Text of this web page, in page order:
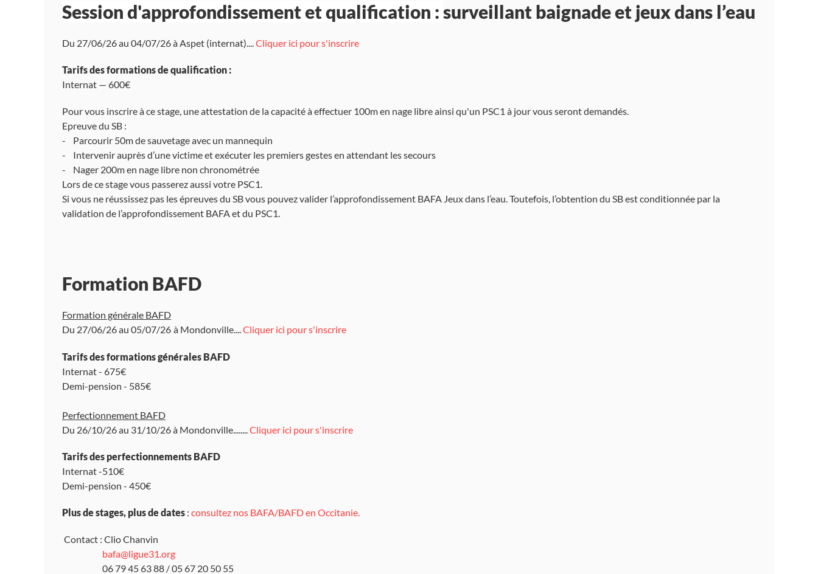
Session d'approfondissement et qualification :surveillant baignade et jeux dans l’eau
Du 27/06/26 au 04/07/26 à Aspet (internat)....Cliquer ici pour s'inscrire
Tarifs des formations de qualification :
Internat — 600€
Pour vous inscrire à ce stage, une attestation de la capacité à effectuer 100m en nage libre ainsi qu'un PSC1 à jour vous seront demandés.
Epreuve du SB :
- Parcourir 50m de sauvetage avec un mannequin
- Intervenir auprès d’une victime et exécuter les premiers gestes en attendant les secours
- Nager 200m en nage libre non chronométrée
Lors de ce stage vous passerez aussi votre PSC1.
Si vous ne réussissez pas les épreuves du SB vous pouvez valider l’approfondissement BAFA Jeux dans l’eau. Toutefois, l’obtention du SB est conditionnée par la
validation de l’approfondissement BAFA et du PSC1.
Formation BAFD
Formation générale BAFD
Du 27/06/26 au 05/07/26 à Mondonville....Cliquer ici pour s'inscrire
Tarifs des formations générales BAFD
Internat - 675€
Demi-pension - 585€
Perfectionnement BAFD
Du 26/10/26 au 31/10/26 à Mondonville........Cliquer ici pour s'inscrire
Tarifs des perfectionnements BAFD
Internat -510€
Demi-pension - 450€
Plus de stages, plus de dates : consultez nos BAFA/BAFD en Occitanie.
Contact : Clio Chanvin
bafa@ligue31.org
06 79 45 63 88 / 05 67 20 50 55